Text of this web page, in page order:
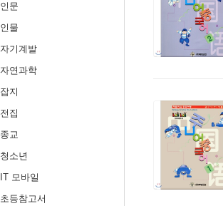
인문
인물
자기계발
자연과학
잡지
전집
종교
청소년
IT 모바일
초등참고서